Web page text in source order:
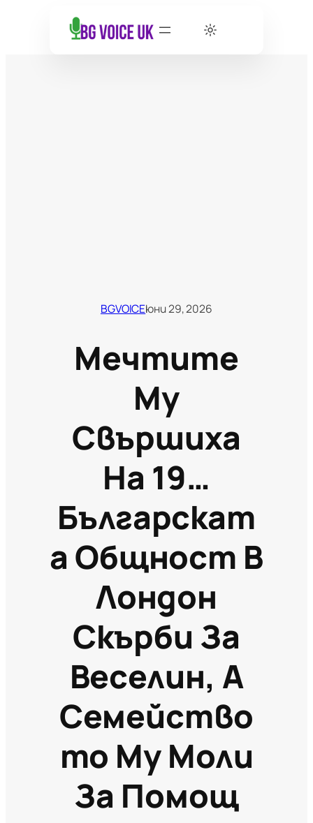
BGVOICEюни 29, 2026
Мечтите
Му
Свършиха
На 19…
Българскат
А Общност В
Лондон
Скърби За
Веселин, А
Семейство
То Му Моли
За Помощ